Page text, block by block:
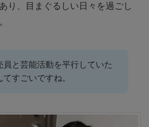
り、目まぐるしい日々を過ごし
員と芸能活動を平行していた
てすごいですね。